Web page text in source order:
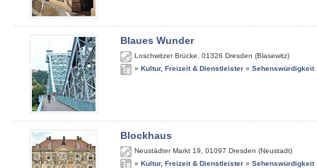
Blaues Wunder
Loschwitzer Brücke 01326 Dresden (Blasewitz)
» Kultur, Freizeit & Dienstleister » Sehenswürdigkeit
Blockhaus
Neustädter Markt 19 01097 Dresden (Neustadt)
» Kultur, Freizeit & Dienstleister » Sehenswürdigkeit